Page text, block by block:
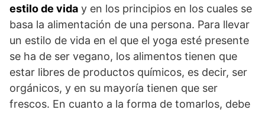
estilo de vida y en los principios en los cuales se
basa la alimentación de una persona. Para llevar
un estilo de vida en el que el yoga esté presente
se ha de ser vegano, los alimentos tienen que
estar libres de productos químicos, es decir, ser
orgánicos, y en su mayoría tienen que ser
frescos. En cuanto a la forma de tomarlos, debe